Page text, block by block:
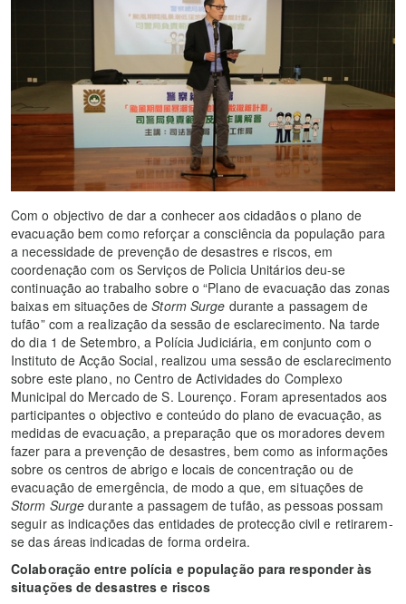
Com o objectivo de dar a conhecer aos cidadãos o plano de
evacuação bem como reforçar a consciência da população para
a necessidade de prevenção de desastres e riscos, em
coordenação com os Serviços de Policia Unitários deu-se
continuação ao trabalho sobre o “Plano de evacuação das zonas
baixas em situações deStorm Surge durante a passagem de
tufão” com a realização da sessão de esclarecimento. Na tarde
do dia 1 de Setembro, a Polícia Judiciária, em conjunto com o
Instituto de Acção Social, realizou uma sessão de esclarecimento
sobre este plano, no Centro de Actividades do Complexo
Municipal do Mercado de S. Lourenço. Foram apresentados aos
participantes o objectivo e conteúdo do plano de evacuação, as
medidas de evacuação, a preparação que os moradores devem
fazer para a prevenção de desastres, bem como as informações
sobre os centros de abrigo e locais de concentração ou de
evacuação de emergência, de modo a que, em situações de
Storm Surge durante a passagem de tufão, as pessoas possam
seguir as indicações das entidades de protecção civil e retirarem-
se das áreas indicadas de forma ordeira.
Colaboração entre polícia e população para responder às
situações de desastres e riscos